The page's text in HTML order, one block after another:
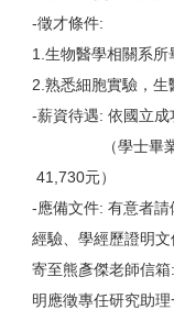
-徵才條件:
1.生物醫學相關系所
2.熟悉細胞實驗，
-薪資待遇: 依國立
（學士畢業第
41,730元）
-應備文件: 有意者
經驗、學經歷證明
寄至熊彥傑老師信
明應徵專任研究助理